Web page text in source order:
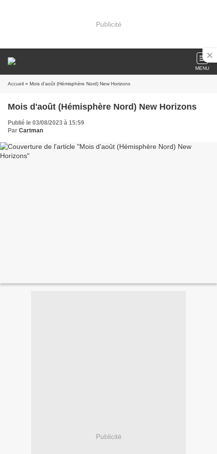
Publicité
MENU
Accueil » Mois d'août (Hémisphère Nord) New Horizons
Mois d'août (Hémisphère Nord) New Horizons
Publié le 03/08/2023 à 15:59
Par Cartman
Publicité